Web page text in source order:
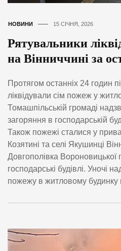
НОВИНИ 15 СІЧНЯ, 2026
Рятувальники
на Вінниччині за
Протягом останніх 24 годин
ліквідували сім пожеж у
Томашпільській громаді
загоряння в господарській
Також пожежі сталися у
Козятині та селі Якушинці
Довгополівка Вороновицької
господарські будівлі. Уночі
пожежу в житловому будинку